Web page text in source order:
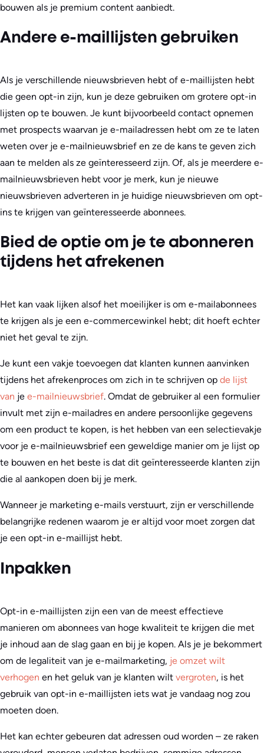
bouwen als je premium content aanbiedt.
Andere e-maillijsten gebruiken
Als je verschillende nieuwsbrieven hebt of e-maillijsten hebt
die geen opt-in zijn, kun je deze gebruiken om grotere opt-in
lijsten op te bouwen. Je kunt bijvoorbeeld contact opnemen
met prospects waarvan je e-mailadressen hebt om ze te laten
weten over je e-mailnieuwsbrief en ze de kans te geven zich
aan te melden als ze geïnteresseerd zijn. Of, als je meerdere e-
mailnieuwsbrieven hebt voor je merk, kun je nieuwe
nieuwsbrieven adverteren in je huidige nieuwsbrieven om opt-
ins te krijgen van geïnteresseerde abonnees.
Bied de optie om je te abonneren
tijdens het afrekenen
Het kan vaak lijken alsof het moeilijker is om e-mailabonnees
te krijgen als je een e-commercewinkel hebt; dit hoeft echter
niet het geval te zijn.
Je kunt een vakje toevoegen dat klanten kunnen aanvinken
tijdens het afrekenproces om zich in te schrijven op de lijst
van je e-mailnieuwsbrief. Omdat de gebruiker al een formulier
invult met zijn e-mailadres en andere persoonlijke gegevens
om een product te kopen, is het hebben van een selectievakje
voor je e-mailnieuwsbrief een geweldige manier om je lijst op
te bouwen en het beste is dat dit geïnteresseerde klanten zijn
die al aankopen doen bij je merk.
Wanneer je marketing e-mails verstuurt, zijn er verschillende
belangrijke redenen waarom je er altijd voor moet zorgen dat
je een opt-in e-maillijst hebt.
Inpakken
Opt-in e-maillijsten zijn een van de meest effectieve
manieren om abonnees van hoge kwaliteit te krijgen die met
je inhoud aan de slag gaan en bij je kopen. Als je je bekommert
om de legaliteit van je e-mailmarketing, je omzet wilt
verhogen en het geluk van je klanten wilt vergroten, is het
gebruik van opt-in e-maillijsten iets wat je vandaag nog zou
moeten doen.
Het kan echter gebeuren dat adressen oud worden – ze raken